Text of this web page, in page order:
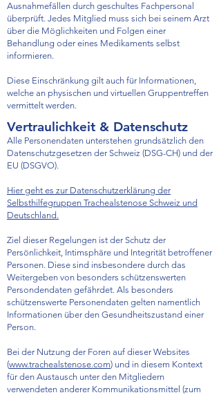
Ausnahmefällen durch geschultes Fachpersonal
überprüft. Jedes Mitglied muss sich bei seinem Arzt
über die Möglichkeiten und Folgen einer
Behandlung oder eines Medikaments selbst
informieren.
Diese Einschränkung gilt auch für Informationen,
welche an physischen und virtuellen Gruppentreffen
vermittelt werden.
Vertraulichkeit & Datenschutz
Alle Personendaten unterstehen grundsätzlich den
Datenschutzgesetzen der Schweiz (DSG-CH) und der
EU (DSGVO).
Hier geht es zur Datenschutzerklärung der
Selbsthilfegruppen Trachealstenose Schweiz und
Deutschland.
Ziel dieser Regelungen ist der Schutz der
Persönlichkeit, Intimsphäre und Integrität betroffener
Personen. Diese sind insbesondere durch das
Weitergeben von besonders schützenswerten
Persondendaten gefährdet. Als besonders
schützenswerte Personendaten gelten namentlich
Informationen über den Gesundheitszustand einer
Person.
Bei der Nutzung der Foren auf dieser Websites
(www.trachealstenose.com) und in diesem Kontext
für den Austausch unter den Mitgliedern
verwendeten anderer Kommunikationsmittel (zum